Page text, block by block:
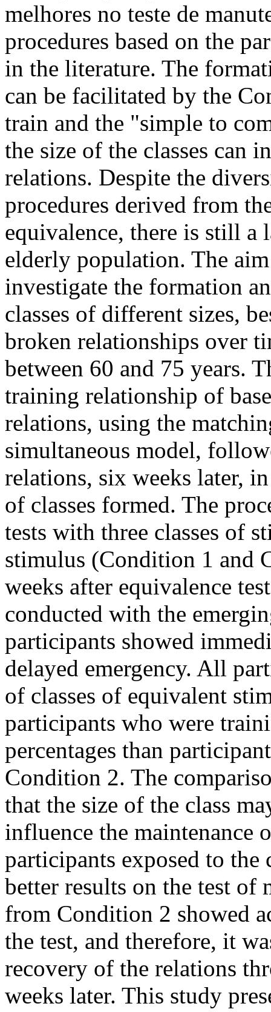
melhores no teste de
procedures based on the
in the literature. The
can be facilitated by the
train and the "simple to
the size of the classes can
relations. Despite the
procedures derived from
equivalence, there is still a
elderly population. The
investigate the formation
classes of different sizes,
broken relationships over
between 60 and 75 years.
training relationship of
relations, using the
simultaneous model,
relations, six weeks later,
of classes formed. The
tests with three classes of
stimulus (Condition 1 and
weeks after equivalence
conducted with the
participants showed
delayed emergency. All
of classes of equivalent
participants who were
percentages than
Condition 2. The
that the size of the class
influence the maintenance
participants exposed to
better results on the test of
from Condition 2 showed
the test, and therefore, it
recovery of the relations
weeks later. This study